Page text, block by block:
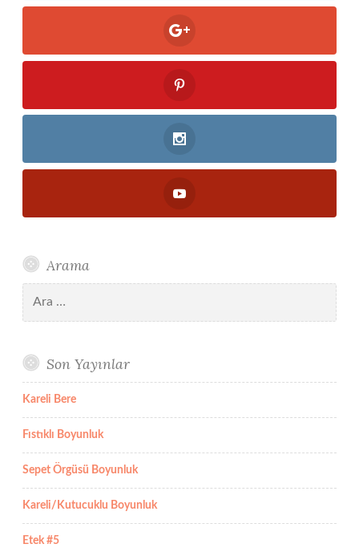
Arama
Son Yayınlar
Kareli Bere
Fıstıklı Boyunluk
Sepet Örgüsü Boyunluk
Kareli/Kutucuklu Boyunluk
Etek #5